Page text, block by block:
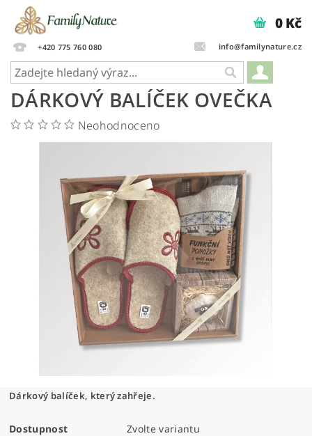
+420 775 760 080 info@familynature.cz
0 Kč
DÁRKOVÝ BALÍČEK OVEČKA
Neohodnoceno
Dárkový balíček, který zahřeje.
Dostupnost Zvolte variantu